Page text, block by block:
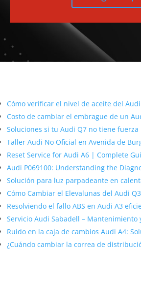
Cómo verificar el nivel de aceite del
Costo de cambiar el embrague de un
Soluciones si tu Audi Q7 no tiene fuerza
Taller Audi No Oficial en Avenida de
Reset Service for Audi A6 | Complete
Audi P069100: Understanding the
Solución para luz parpadeante en
Cómo Cambiar el Elevalunas del Audi
Resolviendo el fallo ABS en Audi A3
Servicio Audi Sabadell – Mantenimiento
Ruido en la caja de cambios Audi A4:
¿Cuándo cambiar la correa de